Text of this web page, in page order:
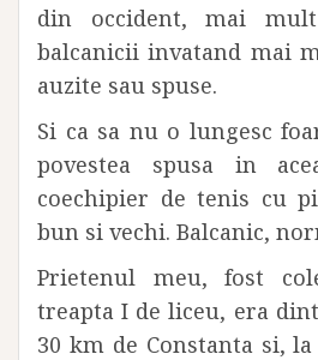
din occident, mai
balcanicii invatand mai
auzite sau spuse.
Si ca sa nu o lungesc
povestea spusa in
coechipier de tenis cu
bun si vechi. Balcanic,
Prietenul meu, fost
treapta I de liceu, era
30 km de Constanta si,